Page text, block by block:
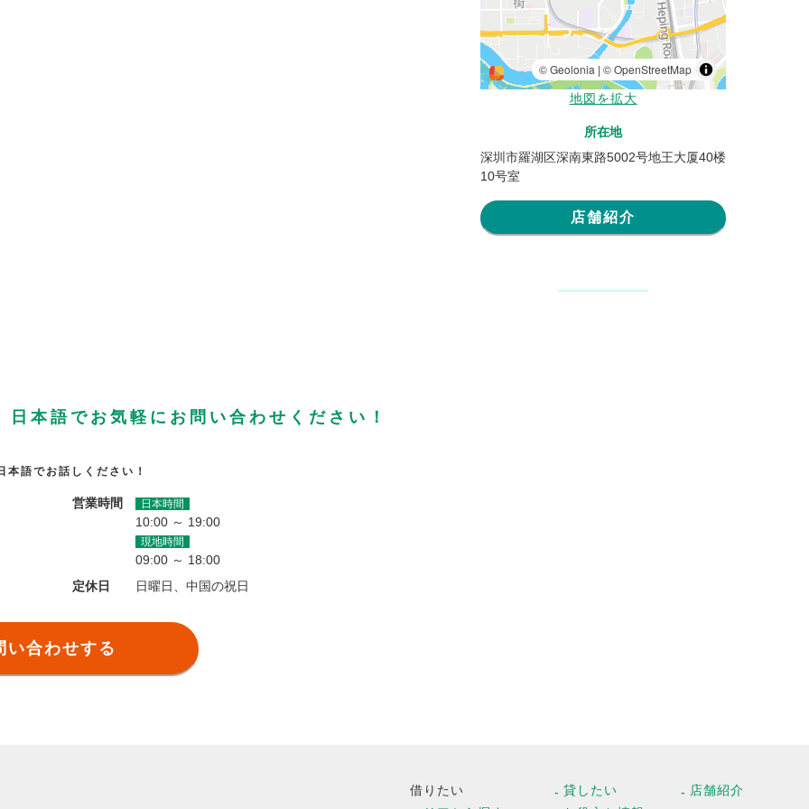
地図を拡大
所在地
深圳市羅湖区深南東路5002号地王大厦40楼
10号室
店舗紹介
本語でお気軽にお問い合わせください！
本語でお話しください！
営業時間 日本時間
10:00 ～ 19:00
現地時間
09:00 ～ 18:00
定休日
日曜日、中国の祝日
い合わせする
借りたい
貸したい
店舗紹介